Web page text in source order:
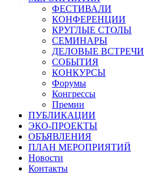
ФЕСТИВАЛИ
КОНФЕРЕНЦИИ
КРУГЛЫЕ СТОЛЫ
СЕМИНАРЫ
ДЕЛОВЫЕ ВСТРЕЧИ
СОБЫТИЯ
КОНКУРСЫ
Форумы
Конгрессы
Премии
ПУБЛИКАЦИИ
ЭКО-ПРОЕКТЫ
ОБЪЯВЛЕНИЯ
ПЛАН МЕРОПРИЯТИЙ
Новости
Контакты